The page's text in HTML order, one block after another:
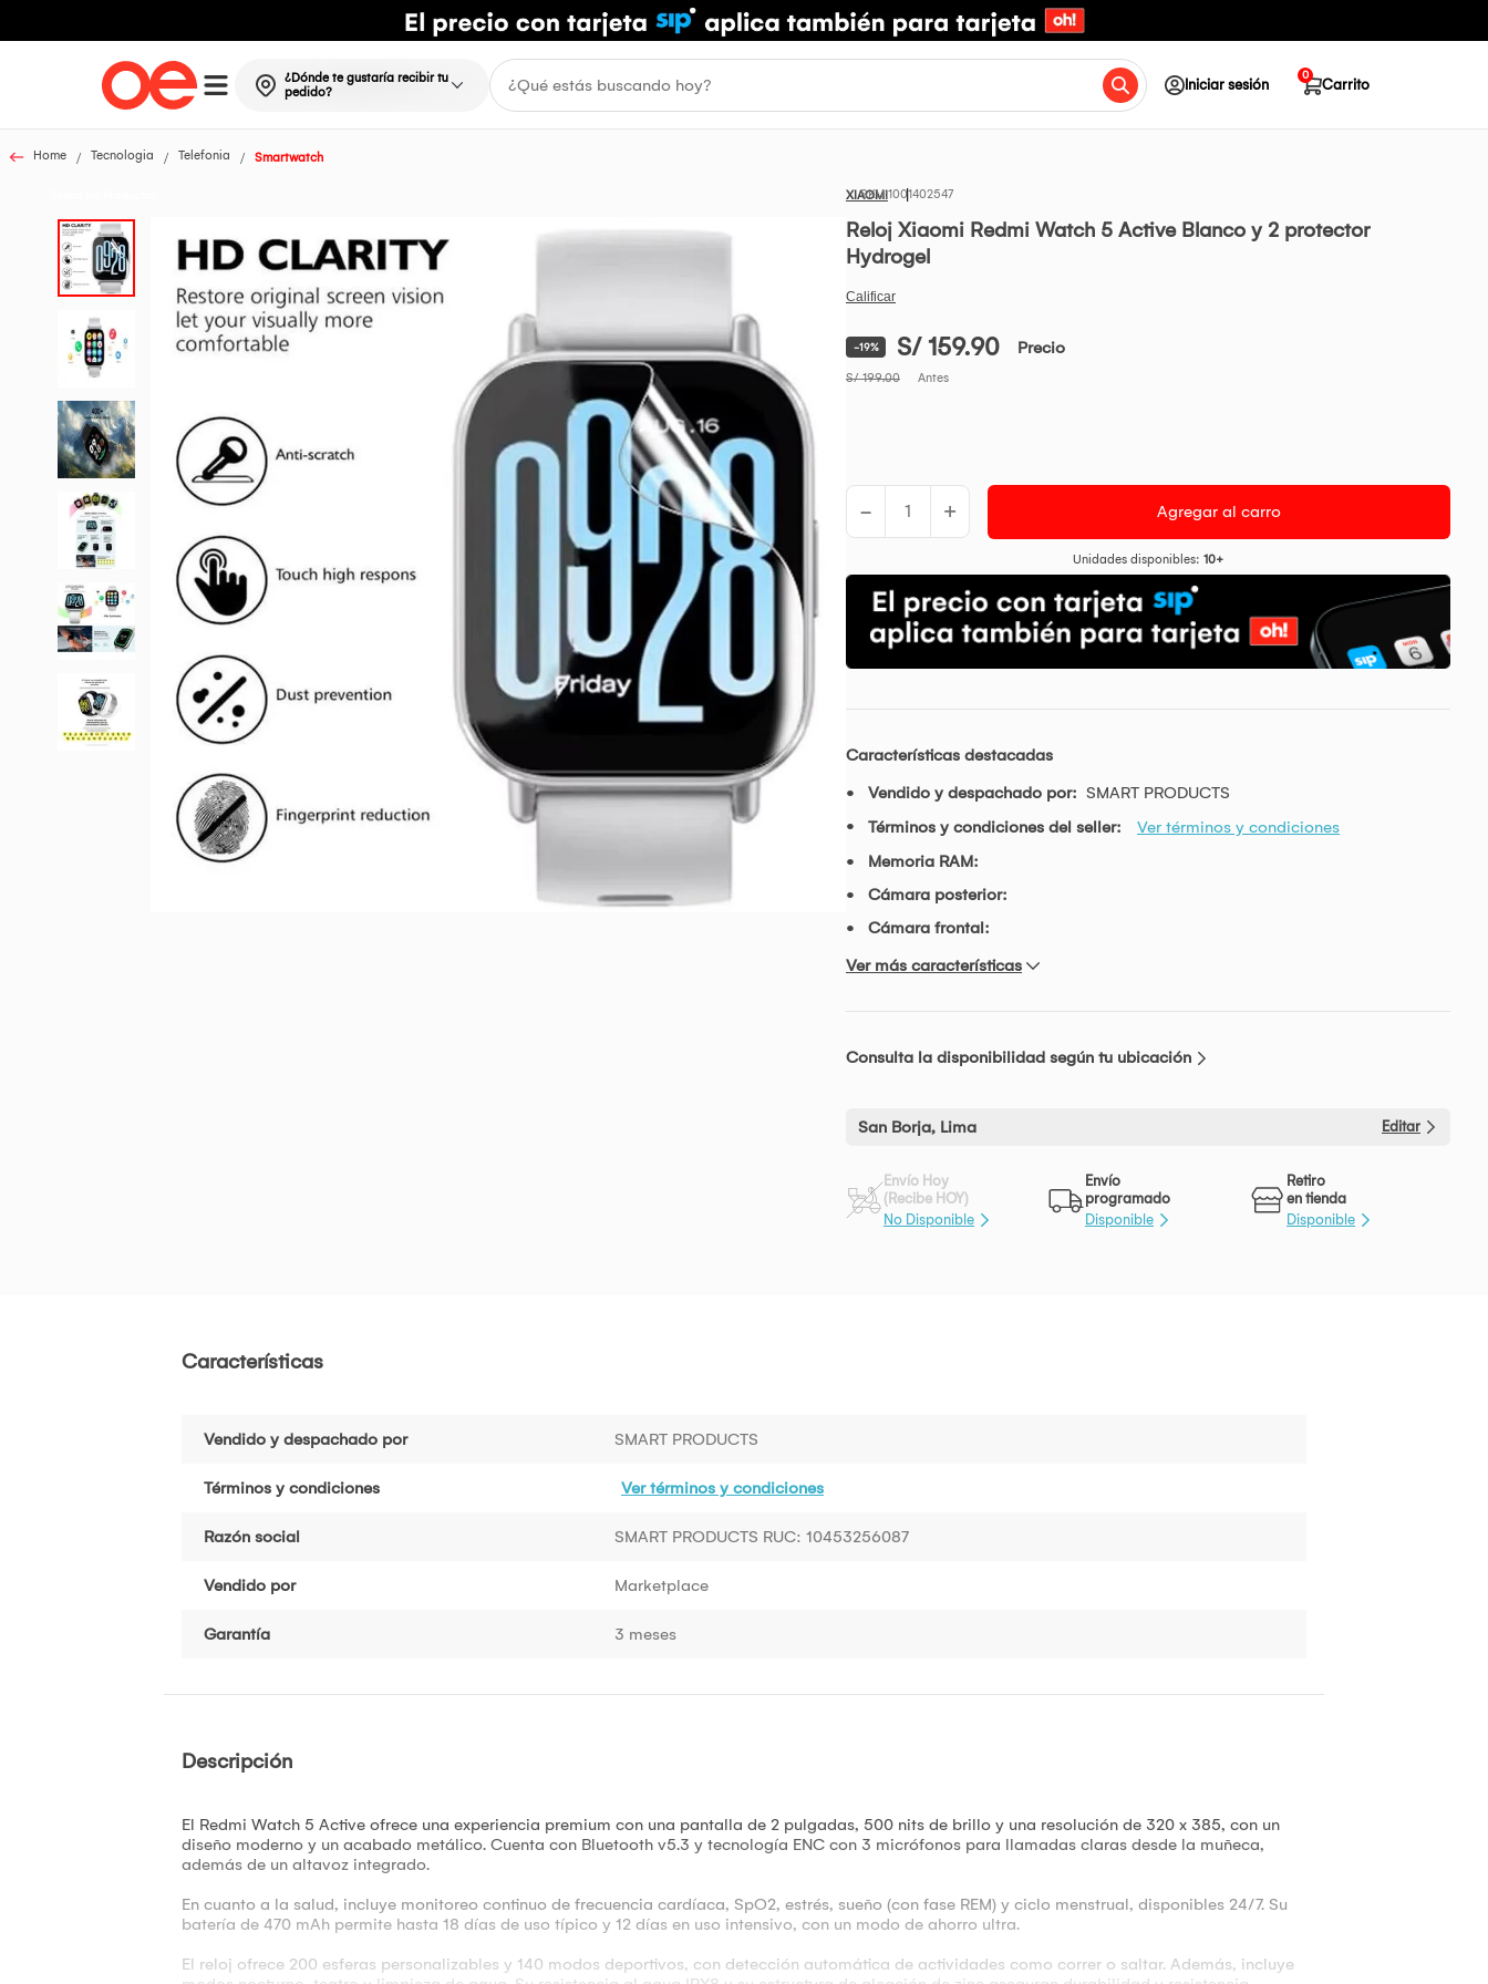
¿Dónde te gustaría recibir tu
pedido?
Iniciar sesión Carrito
0
Home Tecnologia Telefonia Smartwatch
XIAOMI1001402547
Reloj Xiaomi Redmi Watch 5 Active Blanco y 2 protector
Hydrogel
-19% S/ 159.90 Precio
S/ 199.00 Antes
- + Agregar al carro
Unidades disponibles: 10+
Características destacadas
Vendido y despachado por: SMART PRODUCTS
Términos y condiciones del seller:
Ver términos y condiciones
Memoria RAM:
Cámara posterior:
Cámara frontal:
Ver más características
Consulta la disponibilidad según tu ubicación
San Borja, Lima Editar
Envío Hoy
(Recibe HOY)
No Disponible
Envío
programado
Disponible
Retiro
en tienda
Disponible
Características
Vendido y despachado por SMART PRODUCTS
Términos y condiciones Ver términos y condiciones
Razón social SMART PRODUCTS RUC: 10453256087
Vendido por Marketplace
Garantía 3 meses
Descripción
El Redmi Watch 5 Active ofrece una experiencia premium con una pantalla de 2 pulgadas, 500 nits de brillo y una resolución de 320 x 385, con un
diseño moderno y un acabado metálico. Cuenta con Bluetooth v5.3 y tecnología ENC con 3 micrófonos para llamadas claras desde la muñeca,
además de un altavoz integrado.
En cuanto a la salud, incluye monitoreo continuo de frecuencia cardíaca, SpO2, estrés, sueño (con fase REM) y ciclo menstrual, disponibles 24/7. Su
batería de 470 mAh permite hasta 18 días de uso típico y 12 días en uso intensivo, con un modo de ahorro ultra.
El reloj ofrece 200 esferas personalizables y 140 modos deportivos, con detección automática de actividades como correr o saltar. Además, incluye